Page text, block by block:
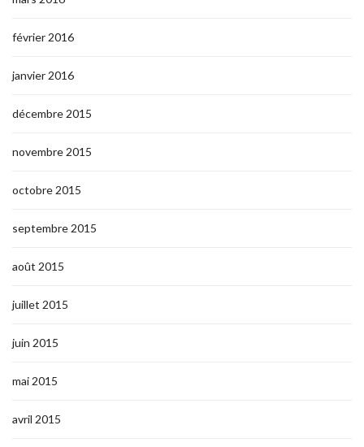
février 2016
janvier 2016
décembre 2015
novembre 2015
octobre 2015
septembre 2015
août 2015
juillet 2015
juin 2015
mai 2015
avril 2015